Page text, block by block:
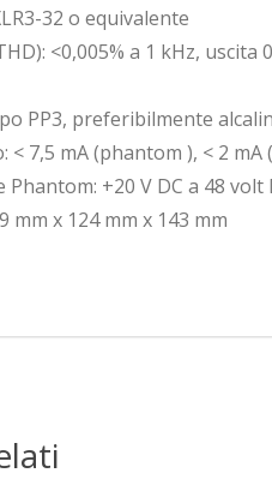
32 o equivalente
<0,005% a 1 kHz, uscita
PP3, preferibilmente
< 7,5 mA (phantom ), < 2 mA
+20 V DC a 48 volt
mm x 124 mm x 143 mm